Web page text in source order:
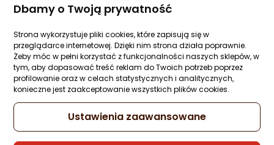
Dbamy o Twoją prywatność
Strona wykorzystuje pliki cookies, które zapisują się w
przeglądarce internetowej. Dzięki nim strona działa poprawnie.
Żeby móc w pełni korzystać z funkcjonalności naszych sklepów, w
tym, aby dopasować treść reklam do Twoich potrzeb poprzez
profilowanie oraz w celach statystycznych i analitycznych,
konieczne jest zaakceptowanie wszystkich plików cookies.
Ustawienia zaawansowane